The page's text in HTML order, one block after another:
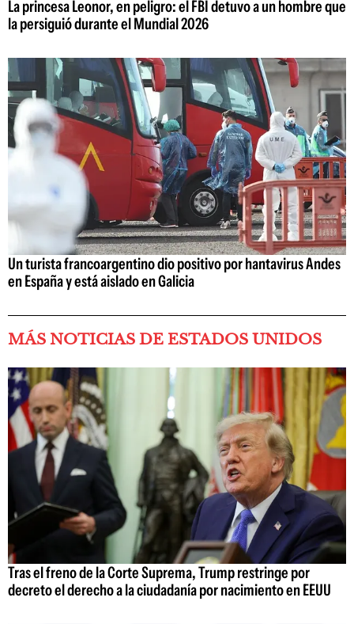
La princesa Leonor, en peligro: el FBI detuvo a un hombre que
la persiguió durante el Mundial 2026
Un turista francoargentino dio positivo por hantavirus Andes
en España y está aislado en Galicia
MÁS NOTICIAS DE ESTADOS UNIDOS
Tras el freno de la Corte Suprema, Trump restringe por
decreto el derecho a la ciudadanía por nacimiento en EEUU